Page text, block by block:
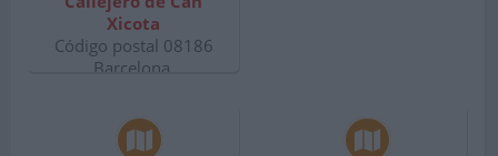
Xicota
Código postal 08186
Barcelona.